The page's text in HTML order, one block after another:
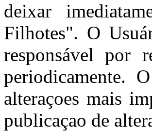
deixar
Filhotes". O
responsável por
periodicamente.
alteraçoes mais
publicaçao de